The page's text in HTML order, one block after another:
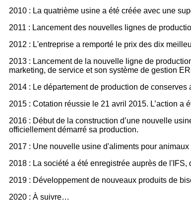
2010 : La quatrième usine a été créée avec une
2011 : Lancement des nouvelles lignes de
2012 : L'entreprise a remporté le prix des dix
2013 : Lancement de la nouvelle ligne de
marketing, de service et son système de gestion
2014 : Le département de production de
2015 : Cotation réussie le 21 avril 2015. L’action
2016 : Début de la construction d’une nouvelle
officiellement démarré sa production.
2017 : Une nouvelle usine d'aliments pour
2018 : La société a été enregistrée auprès de l'IFS,
2019 : Développement de nouveaux produits de
2020 : À suivre…